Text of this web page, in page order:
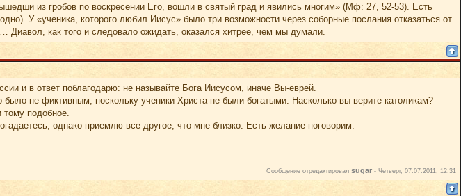
из гробов по воскресении Его, вошли в святый град и явились многим» (Мф: 27, 52-53). Есть
У «ученика, которого любил Иисус» было три возможности через соборные послания отказаться от
Диавол, как того и следовало ожидать, оказался хитрее, чем мы думали.
и в ответ поблагодарю: не называйте Бога Иисусом, иначе Вы-еврей.
не фиктивным, поскольку ученики Христа не были богатыми. Насколько вы верите католикам?
тому подобное.
однако приемлю все другое, что мне близко. Есть желание-поговорим.
Сообщение отредактировал sugar - Четверг, 07.07.2011, 12:31